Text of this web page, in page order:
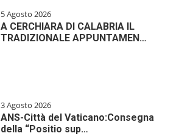
5 Agosto 2026
A CERCHIARA DI CALABRIA IL
TRADIZIONALE APPUNTAMEN…
3 Agosto 2026
ANS-Città del Vaticano:Consegna
della “Positio sup…